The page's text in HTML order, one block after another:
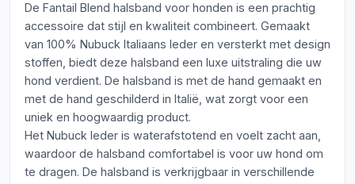
De Fantail Blend halsband voor honden is een prachtig
accessoire dat stijl en kwaliteit combineert. Gemaakt
van 100% Nubuck Italiaans leder en versterkt met design
stoffen, biedt deze halsband een luxe uitstraling die uw
hond verdient. De halsband is met de hand gemaakt en
met de hand geschilderd in Italië, wat zorgt voor een
uniek en hoogwaardig product.
Het Nubuck leder is waterafstotend en voelt zacht aan,
waardoor de halsband comfortabel is voor uw hond om
te dragen. De halsband is verkrijgbaar in verschillende